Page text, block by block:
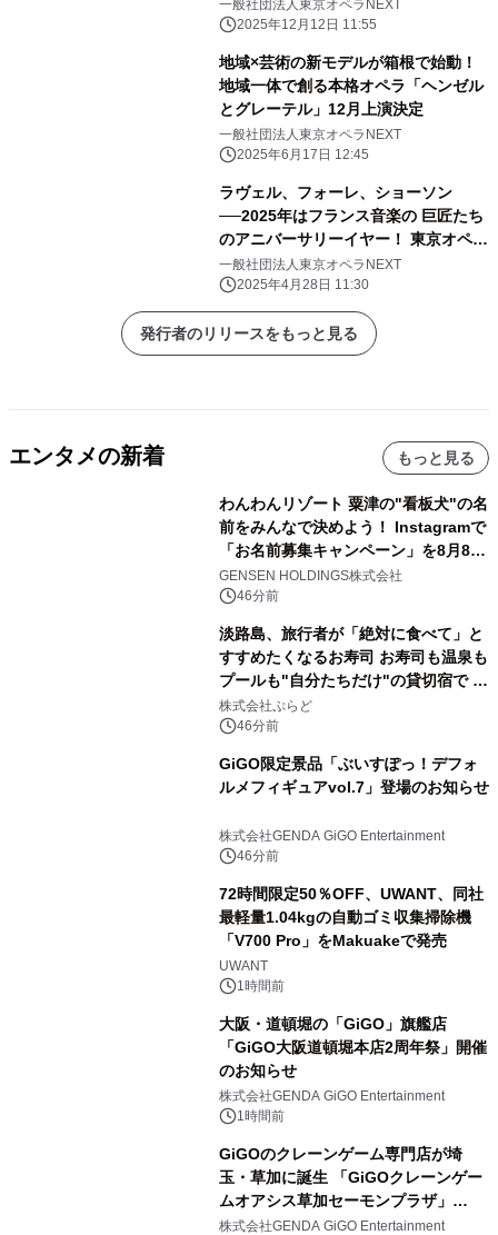
一般社団法人東京オペラNEXT
2025年12月12日 11:55
地域×芸術の新モデルが箱根で始動！
地域一体で創る本格オペラ「ヘンゼル
とグレーテル」12月上演決定
一般社団法人東京オペラNEXT
2025年6月17日 12:45
ラヴェル、フォーレ、ショーソン
──2025年はフランス音楽の 巨匠たち
のアニバーサリーイヤー！ 東京オペラ
NEXTの歌と室内楽シリー
ズ“Overture”が始動
一般社団法人東京オペラNEXT
2025年4月28日 11:30
発行者のリリースをもっと見る
エンタメの新着 もっと見る
わんわんリゾート 粟津の"看板犬"の名
前をみんなで決めよう！ Instagramで
「お名前募集キャンペーン」を8月8日
(土)より開催
GENSEN HOLDINGS株式会社
46分前
淡路島、旅行者が「絶対に食べて」と
すすめたくなるお寿司 お寿司も温泉も
プールも"自分たちだけ"の貸切宿で 1
日1組限定「岩屋温泉 絵島別庭 海と
森」の握り寿司プラン
株式会社ぷらど
46分前
GiGO限定景品「ぶいすぽっ！デフォ
ルメフィギュアvol.7」登場のお知らせ
株式会社GENDA GiGO Entertainment
46分前
72時間限定50％OFF、UWANT、同社
最軽量1.04kgの自動ゴミ収集掃除機
「V700 Pro」をMakuakeで発売
UWANT
1時間前
大阪・道頓堀の「GiGO」旗艦店
「GiGO大阪道頓堀本店2周年祭」開催
のお知らせ
株式会社GENDA GiGO Entertainment
1時間前
GiGOのクレーンゲーム専門店が埼
玉・草加に誕生 「GiGOクレーンゲー
ムオアシス草加セーモンプラザ」
2026年8月7日(金)10時グランドオープ
株式会社GENDA GiGO Entertainment